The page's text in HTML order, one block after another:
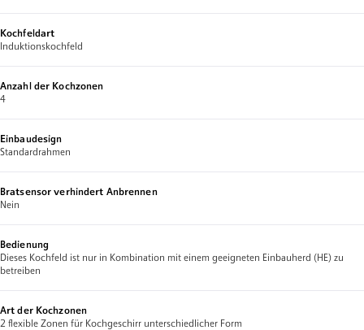
Kochfeldart
Induktionskochfeld
Anzahl der Kochzonen
4
Einbaudesign
Standardrahmen
Bratsensor verhindert Anbrennen
Nein
Bedienung
Dieses Kochfeld ist nur in Kombination mit einem geeigneten Einbauherd (HE) zu
betreiben
Art der Kochzonen
2 flexible Zonen für Kochgeschirr unterschiedlicher Form